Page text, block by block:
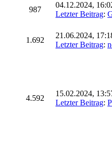
987
04.12.2024,
Letzter Beitrag:
1.692
21.06.2024,
Letzter Beitrag:
4.592
15.02.2024,
Letzter Beitrag: